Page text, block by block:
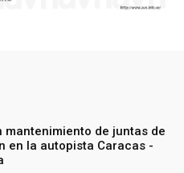
mantenimiento de juntas de
en la autopista Caracas -